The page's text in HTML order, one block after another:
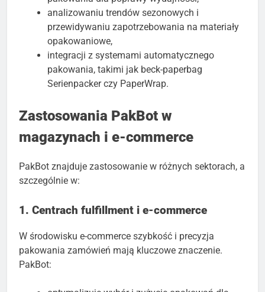
analizowaniu trendów sezonowych i
przewidywaniu zapotrzebowania na materiały
opakowaniowe,
integracji z systemami automatycznego
pakowania, takimi jak beck-paperbag
Serienpacker czy PaperWrap.
Zastosowania PakBot w
magazynach i e-commerce
PakBot znajduje zastosowanie w różnych sektorach, a
szczególnie w:
1. Centrach fulfillment i e-commerce
W środowisku e-commerce szybkość i precyzja
pakowania zamówień mają kluczowe znaczenie.
PakBot: